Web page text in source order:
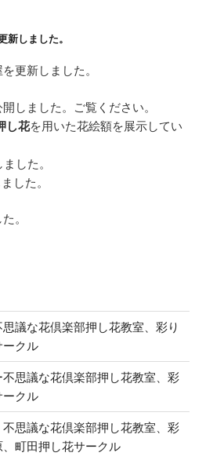
新しました。
更新しました。
開しました。ご覧ください。
し花を用いた花絵額を展示してい
した。
した。
。
議な花倶楽部押し花教室、彩り
クル
思議な花倶楽部押し花教室、彩
クル
思議な花倶楽部押し花教室、彩
町田押し花サークル